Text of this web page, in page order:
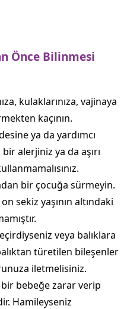
Önce Bilinmesi
kulaklarınıza, vajinaya
kaçının.
ya da yardımcı
alerjiniz ya da aşırı
bir çocuğa sürmeyin.
sekiz yaşının altındaki
veya balıklara
türetilen bileşenler
iletmelisiniz.
bebeğe zarar verip
Hamileyseniz